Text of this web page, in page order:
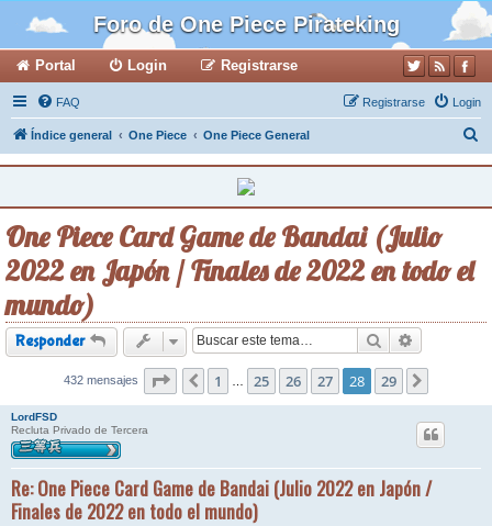
Foro de One Piece Pirateking
Portal Login Registrarse
FAQ Login
Registrarse
Índice general One Piece One Piece General
c
One Piece Card Game de Bandai (Julio
2022 en Japón / Finales de 2022 en todo el
mundo)
Responder Buscar
432 mensajes Página 28de29
Anterior
1 25 26 27 28 29
LordFSD
Recluta Privado de Tercera
Re: One Piece Card Game de Bandai (Julio 2022 en Japón /
Finales de 2022 en todo el mundo)